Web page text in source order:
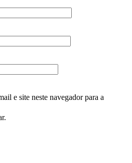
e site neste navegador para a